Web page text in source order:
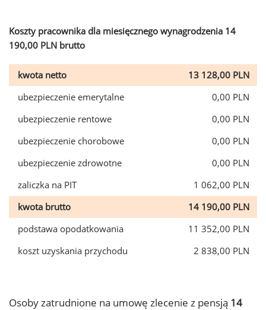
Koszty pracownika dla miesięcznego wynagrodzenia 14
190,00 PLN brutto
kwota netto
13 128,00 PLN
ubezpieczenie emerytalne
0,00 PLN
ubezpieczenie rentowe
0,00 PLN
ubezpieczenie chorobowe
0,00 PLN
ubezpieczenie zdrowotne
0,00 PLN
zaliczka na PIT
1 062,00 PLN
kwota brutto
14 190,00 PLN
podstawa opodatkowania
11 352,00 PLN
koszt uzyskania przychodu
2 838,00 PLN
Osoby zatrudnione na umowę zlecenie z pensją 14